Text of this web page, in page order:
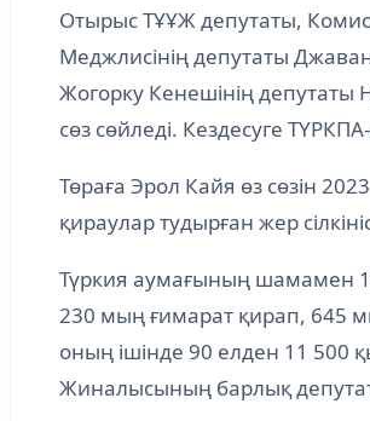
Отырыс ТҰҰЖ депутаты,
Меджлисінің депутаты
Жогорку Кенешінің
сөз сөйледі. Кездесуге
Төраға Эрол Кайя өз сөзін
қираулар тудырған жер
Түркия аумағының шамамен
230 мың ғимарат қирап, 645
оның ішінде 90 елден 11 500
Жиналысының барлық